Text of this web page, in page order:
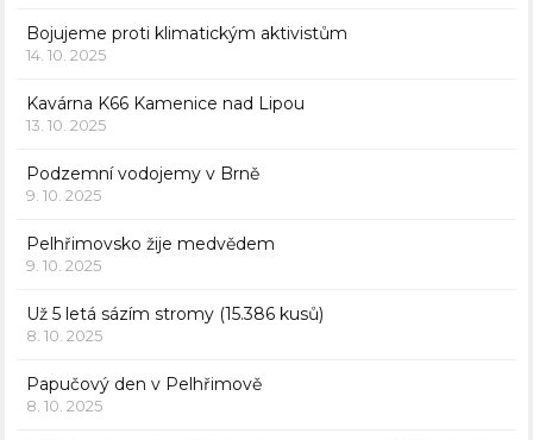
Bojujeme proti klimatickým aktivistům
14. 10. 2025
Kavárna K66 Kamenice nad Lipou
13. 10. 2025
Podzemní vodojemy v Brně
9. 10. 2025
Pelhřimovsko žije medvědem
9. 10. 2025
Už 5 letá sázím stromy (15.386 kusů)
8. 10. 2025
Papučový den v Pelhřimově
8. 10. 2025